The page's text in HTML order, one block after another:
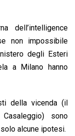
dell’intelligence
non impossibile
degli Esteri
a Milano hanno
della vicenda (il
sono
alcune ipotesi.